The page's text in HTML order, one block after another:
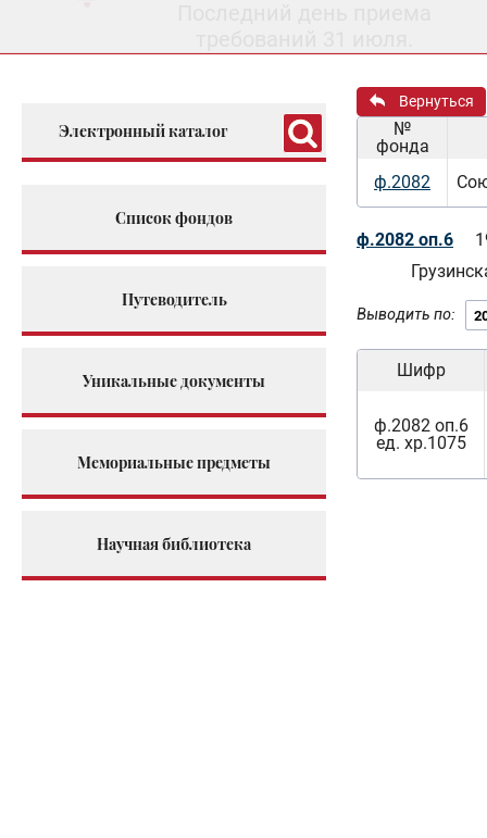
Электронный каталог
Список фондов
Путеводитель
Уникальные документы
Мемориальные предметы
Научная библиотека
Вернуться
№
фонда
ф.2082
ф.2082 оп.6
Выводить по:
Шифр
ф.2082 оп.6
ед. хр.1075